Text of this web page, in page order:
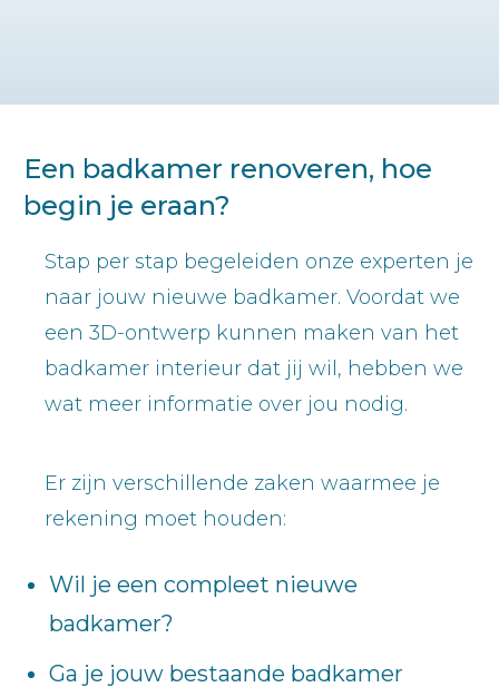
Een badkamer renoveren, hoe
begin je eraan?
Stap per stap begeleiden onze experten je
naar jouw nieuwe badkamer. Voordat we
een 3D-ontwerp kunnen maken van het
badkamer interieur dat jij wil, hebben we
wat meer informatie over jou nodig.
Er zijn verschillende zaken waarmee je
rekening moet houden:
Wil je een compleet nieuwe
badkamer?
Ga je jouw bestaande badkamer